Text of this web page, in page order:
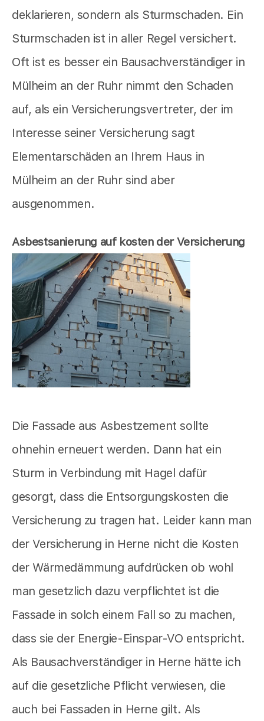
deklarieren, sondern als Sturmschaden. Ein
Sturmschaden ist in aller Regel versichert.
Oft ist es besser ein Bausachverständiger in
Mülheim an der Ruhr nimmt den Schaden
auf, als ein Versicherungsvertreter, der im
Interesse seiner Versicherung sagt
Elementarschäden an Ihrem Haus in
Mülheim an der Ruhr sind aber
ausgenommen.
Asbestsanierung auf kosten der Versicherung
Die Fassade aus Asbestzement sollte
ohnehin erneuert werden. Dann hat ein
Sturm in Verbindung mit Hagel dafür
gesorgt, dass die Entsorgungskosten die
Versicherung zu tragen hat. Leider kann man
der Versicherung in Herne nicht die Kosten
der Wärmedämmung aufdrücken ob wohl
man gesetzlich dazu verpflichtet ist die
Fassade in solch einem Fall so zu machen,
dass sie der Energie-Einspar-VO entspricht.
Als Bausachverständiger in Herne hätte ich
auf die gesetzliche Pflicht verwiesen, die
auch bei Fassaden in Herne gilt. Als